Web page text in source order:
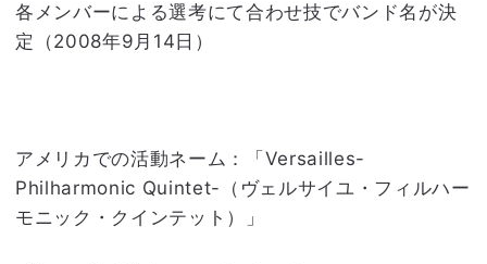
各メンバーによる選考にて合わせ技でバンド名が決
定（2008年9月14日）
アメリカでの活動ネーム：「Versailles-
Philharmonic Quintet-（ヴェルサイユ・フィルハー
モニック・クインテット）」